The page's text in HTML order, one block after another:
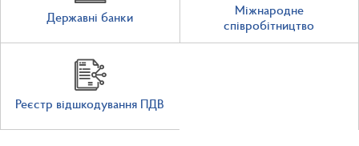
Державні банки
Міжнародне
співробітництво
Реєстр відшкодування ПДВ